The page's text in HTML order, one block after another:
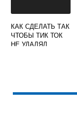
КАК СДЕЛАТЬ ТАК
ЧТОБЫ ТИК ТОК
НЕ УДАЛЯЛ